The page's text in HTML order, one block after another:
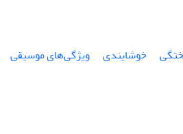
خوشایندی
ویژگی‌های موسیقی